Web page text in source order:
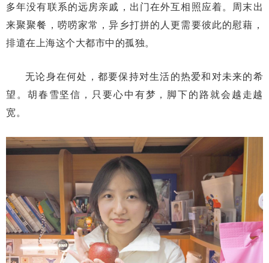
多年没有联系的远房亲戚，出门在外互相照应着。周末出
来聚聚餐，唠唠家常，异乡打拼的人更需要彼此的慰藉，
排遣在上海这个大都市中的孤独。
无论身在何处，都要保持对生活的热爱和对未来的希
望。胡春雪坚信，只要心中有梦，脚下的路就会越走越
宽。